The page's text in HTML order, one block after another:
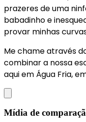
prazeres de uma
babadinho e
provar minhas
Me chame através
combinar a nossa
aqui em Água Fria,
Mídia de